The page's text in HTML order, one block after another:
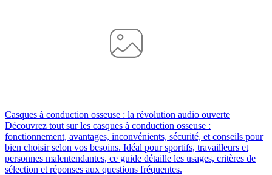
Casques à conduction osseuse : la révolution audio ouverte
Découvrez tout sur les casques à conduction osseuse :
fonctionnement, avantages, inconvénients, sécurité, et conseils pour
bien choisir selon vos besoins. Idéal pour sportifs, travailleurs et
personnes malentendantes, ce guide détaille les usages, critères de
sélection et réponses aux questions fréquentes.